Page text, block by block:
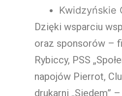
Kwidzyńskie
Dzięki wsparciu
oraz sponsorów –
Rybiccy, PSS
napojów Pierrot,
drukarni „Siedem”